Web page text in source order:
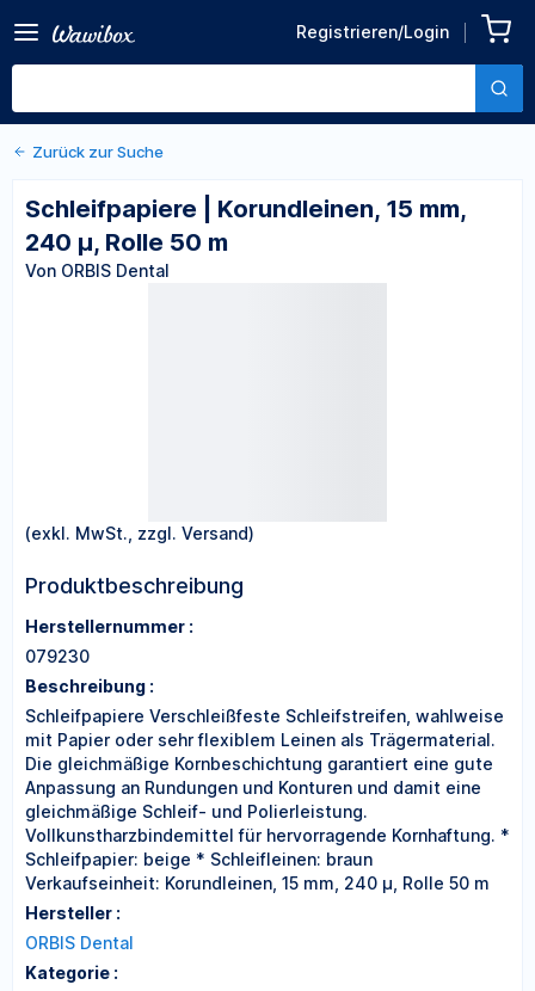
Registrieren/Login
Korundleinen, 15 mm, 240 µ,
Rolle 50 m
Von ORBIS Dental
Zurück zu den Produktdetails
Zurück zur Suche
Schleifpapiere | Korundleinen, 15 mm,
240 µ, Rolle 50 m
Von ORBIS Dental
(exkl. MwSt., zzgl. Versand)
Produktbeschreibung
Herstellernummer :
079230
Beschreibung :
Schleifpapiere Verschleißfeste Schleifstreifen, wahlweise
mit Papier oder sehr flexiblem Leinen als Trägermaterial.
Die gleichmäßige Kornbeschichtung garantiert eine gute
Anpassung an Rundungen und Konturen und damit eine
gleichmäßige Schleif- und Polierleistung.
Vollkunstharzbindemittel für hervorragende Kornhaftung. *
Schleifpapier: beige * Schleifleinen: braun
Verkaufseinheit: Korundleinen, 15 mm, 240 µ, Rolle 50 m
Hersteller :
ORBIS Dental
Kategorie :